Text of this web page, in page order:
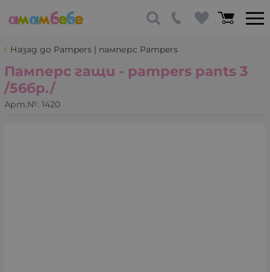
Назад до Pampers | памперс Pampers
Памперс гащи - pampers pants 3
/56бр./
Арт.№: 1420